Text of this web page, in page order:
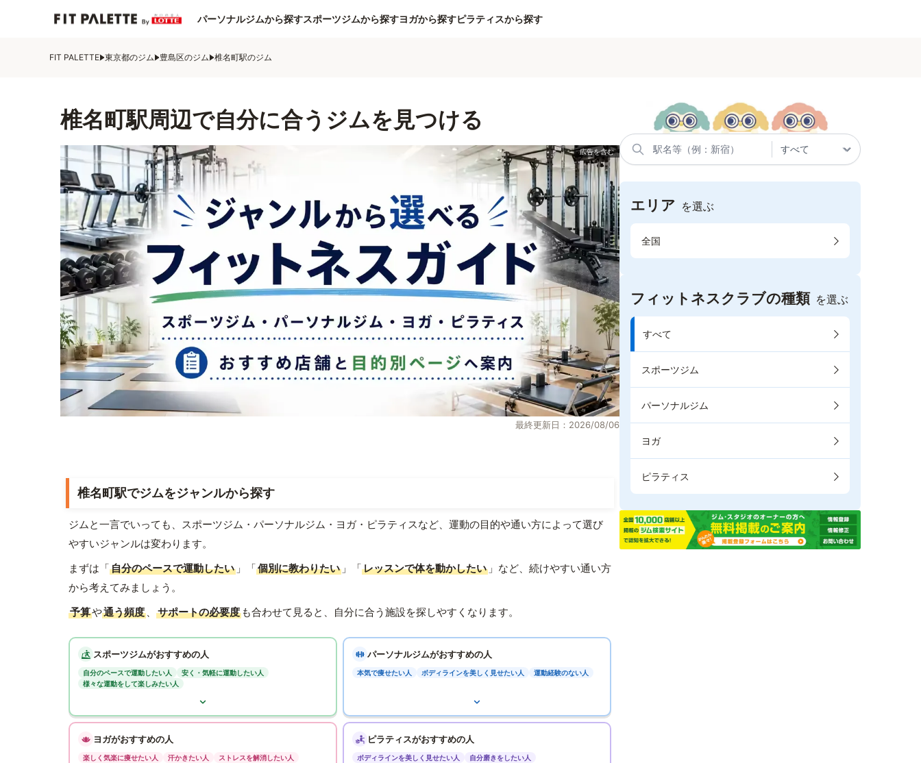
パーソナルジムから探すスポーツジムから探すヨガから探すピラティスから探す
FIT PALETTE 東京都のジム 豊島区のジム 椎名町駅のジム
椎名町駅周辺で自分に合うジムを見つける
最終更新日：2026/08/06
椎名町駅でジムをジャンルから探す
ジムと一言でいっても、スポーツジム・パーソナルジム・ヨガ・ピラティスなど、運動の目的や通い方によって選び
やすいジャンルは変わります。
まずは「自分のペースで運動したい 」「個別に教わりたい 」「レッスンで体を動かしたい 」など、続けやすい通い方
から考えてみましょう。
予算や通う頻度 、 サポートの必要度 も合わせて見ると、自分に合う施設を探しやすくなります。
スポーツジムがおすすめの人
自分のペースで運動したい人
安く・気軽に運動したい人
様々な運動をして楽しみたい人
パーソナルジムがおすすめの人
本気で痩せたい人 ボディラインを美しく見せたい人 運動経験のない人
ヨガがおすすめの人
楽しく気楽に痩せたい人 汗かきたい人 ストレスを解消したい人
ピラティスがおすすめの人
ボディラインを美しく見せたい人
自分磨きをしたい人
エリア を選ぶ
全国
フィットネスクラブの種類 を選ぶ
すべて
スポーツジム
パーソナルジム
ヨガ
ピラティス